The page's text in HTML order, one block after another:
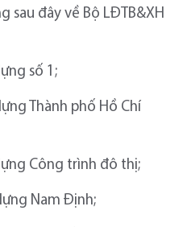
sau đây về Bộ LĐTB&XH
số 1;
Thành phố Hồ Chí
Công trình đô thị;
Nam Định;